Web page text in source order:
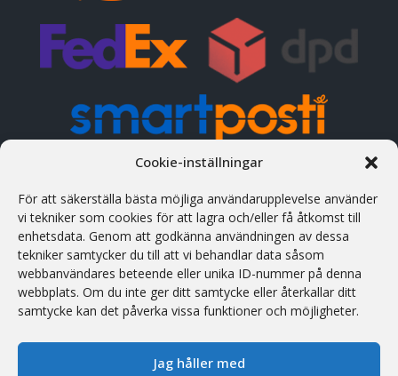
Cookie-inställningar
För att säkerställa bästa möjliga användarupplevelse använder
vi tekniker som cookies för att lagra och/eller få åtkomst till
enhetsdata. Genom att godkänna användningen av dessa
tekniker samtycker du till att vi behandlar data såsom
webbanvändares beteende eller unika ID-nummer på denna
webbplats. Om du inte ger ditt samtycke eller återkallar ditt
samtycke kan det påverka vissa funktioner och möjligheter.
Jag håller med
KONTAKTUPPGIFTER
Adress
Treiali tee 2, 75312 Peetri, Rae vald, Estland
Telefon
(+372) 658 5566 (est/eng/rus)
Man-Fre: 09:01 - 17:00